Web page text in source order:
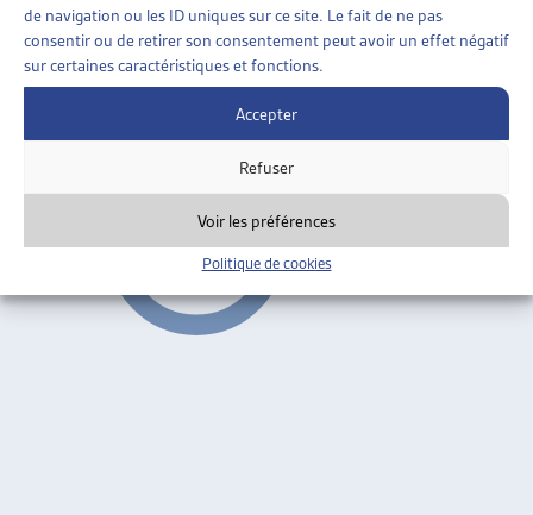
de navigation ou les ID uniques sur ce site. Le fait de ne pas
consentir ou de retirer son consentement peut avoir un effet négatif
sur certaines caractéristiques et fonctions.
Accepter
Refuser
Voir les préférences
Politique de cookies
COLLABORATION ENTRE LE PROJET BASES /
COORDINATION ET LES PROJETS CANTONAUX
Séance d’information des cantons, fév. 2006